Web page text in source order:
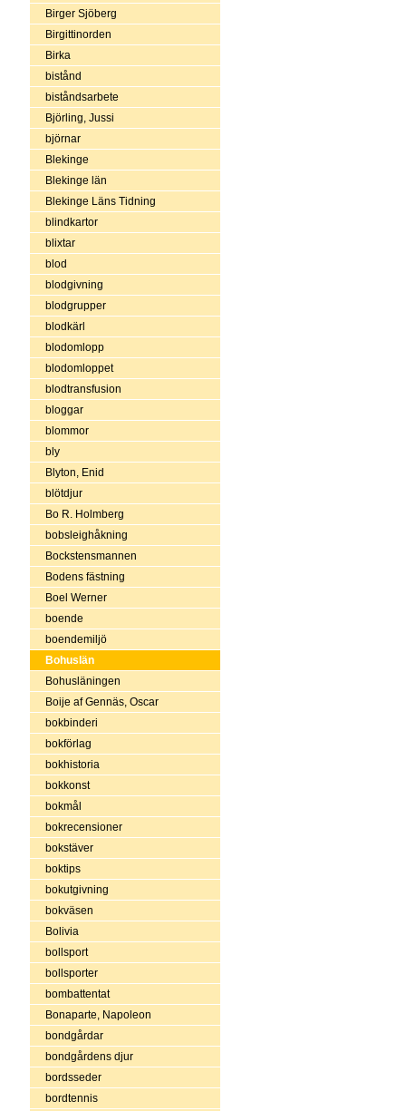
Birger Sjöberg
Birgittinorden
Birka
bistånd
biståndsarbete
Björling, Jussi
björnar
Blekinge
Blekinge län
Blekinge Läns Tidning
blindkartor
blixtar
blod
blodgivning
blodgrupper
blodkärl
blodomlopp
blodomloppet
blodtransfusion
bloggar
blommor
bly
Blyton, Enid
blötdjur
Bo R. Holmberg
bobsleighåkning
Bockstensmannen
Bodens fästning
Boel Werner
boende
boendemiljö
Bohuslän
Bohusläningen
Boije af Gennäs, Oscar
bokbinderi
bokförlag
bokhistoria
bokkonst
bokmål
bokrecensioner
bokstäver
boktips
bokutgivning
bokväsen
Bolivia
bollsport
bollsporter
bombattentat
Bonaparte, Napoleon
bondgårdar
bondgårdens djur
bordsseder
bordtennis